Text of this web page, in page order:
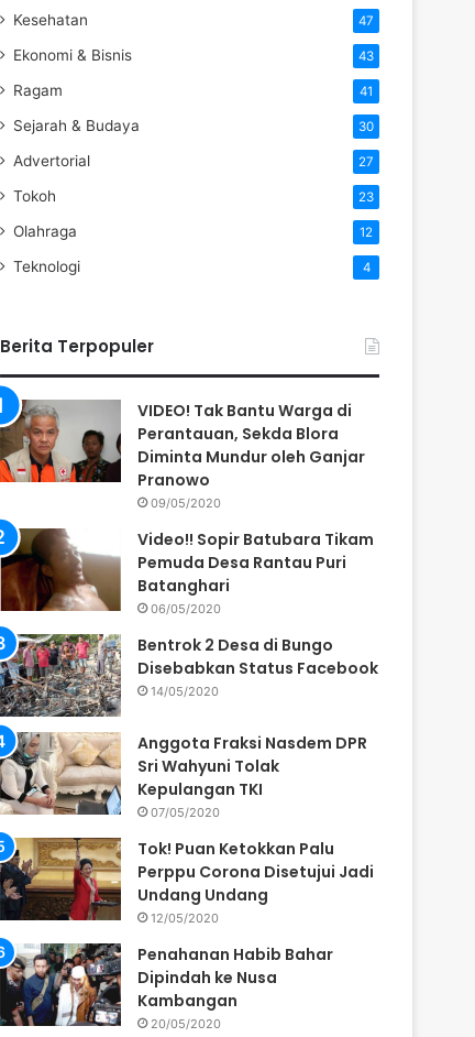
Kesehatan 47
Ekonomi & Bisnis 43
Ragam 41
Sejarah & Budaya 30
Advertorial 27
Tokoh 23
Olahraga 12
Teknologi 4
Berita Terpopuler
VIDEO! Tak Bantu Warga di
Perantauan, Sekda Blora
Diminta Mundur oleh Ganjar
Pranowo
09/05/2020
Video!! Sopir Batubara Tikam
Pemuda Desa Rantau Puri
Batanghari
06/05/2020
Bentrok 2 Desa di Bungo
Disebabkan Status Facebook
14/05/2020
Anggota Fraksi Nasdem DPR
Sri Wahyuni Tolak
Kepulangan TKI
07/05/2020
Tok! Puan Ketokkan Palu
Perppu Corona Disetujui Jadi
Undang Undang
12/05/2020
Penahanan Habib Bahar
Dipindah ke Nusa
Kambangan
20/05/2020